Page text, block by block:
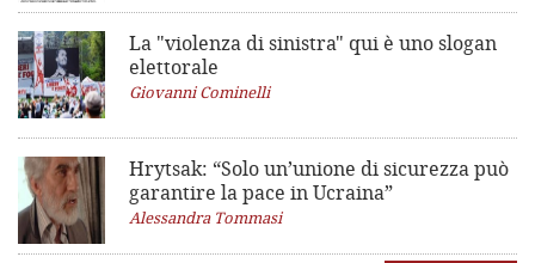
La "violenza di sinistra" qui è uno slogan
elettorale
Giovanni Cominelli
Hrytsak: “Solo un’unione di sicurezza può
garantire la pace in Ucraina”
Alessandra Tommasi